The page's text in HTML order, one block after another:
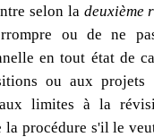
selon la deuxième
ou de ne
en tout état de
ou aux projets
limites à la
la procédure s'il le